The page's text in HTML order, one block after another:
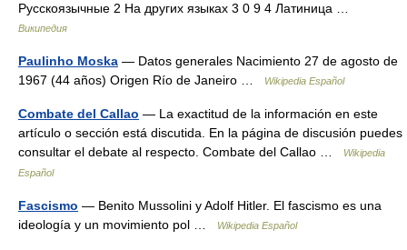
Русскоязычные 2 На других языках 3 0 9 4 Латиница …
Википедия
Paulinho Moska — Datos generales Nacimiento 27 de agosto de
1967 (44 años) Origen Río de Janeiro …
Wikipedia Español
Combate del Callao — La exactitud de la información en este
artículo o sección está discutida. En la página de discusión puedes
consultar el debate al respecto. Combate del Callao …
Wikipedia
Español
Fascismo — Benito Mussolini y Adolf Hitler. El fascismo es una
ideología y un movimiento pol …
Wikipedia Español